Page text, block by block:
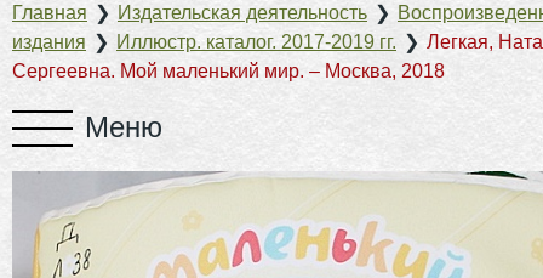
Главная ❯ Издательская деятельность ❯
издания ❯ Иллюстр. каталог. 2017-2019 гг. ❯ Легкая,
Сергеевна. Мой маленький мир. – Москва, 2018